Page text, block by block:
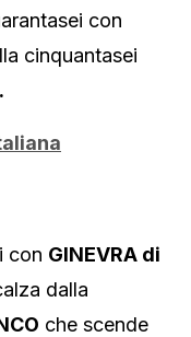
con
cinquantasei
con GINEVRA di
dalla
che scende